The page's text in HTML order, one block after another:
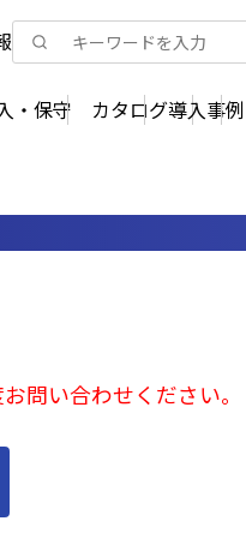
・保守 カタログ導入事例
問い合わせください。